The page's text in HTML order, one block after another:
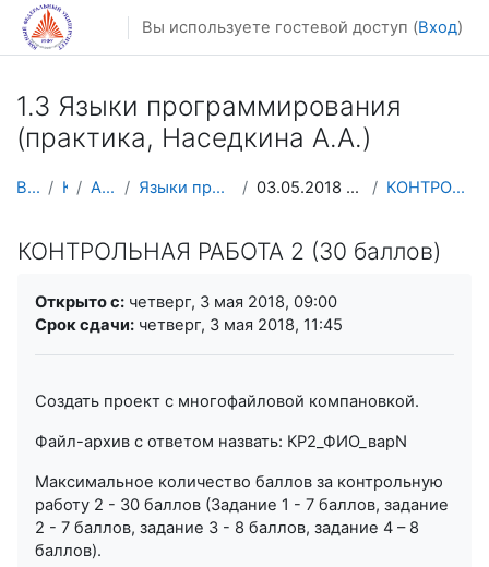
Перейти к основному содержанию
Вы используете гостевой доступ (Вход)
1.3 Языки программирования
(практика, Наседкина А.А.)
В начало Курсы Архив курсов Языки программирования Наседкина АА 03.05.2018 Строки в стиле C. Контр. работа 2 КОНТРОЛЬНАЯ РАБОТА 2 (30 баллов)
КОНТРОЛЬНАЯ РАБОТА 2 (30 баллов)
Открыто с: четверг, 3 мая 2018, 09:00
Срок сдачи: четверг, 3 мая 2018, 11:45
Создать проект с многофайловой компановкой.
Файл-архив с ответом назвать: КР2_ФИО_варN
Максимальное количество баллов за контрольную
работу 2 - 30 баллов (Задание 1 - 7 баллов, задание
2 - 7 баллов, задание 3 - 8 баллов, задание 4 – 8
баллов).